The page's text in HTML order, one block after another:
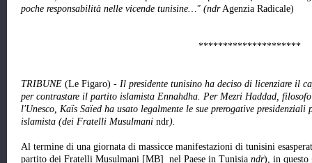
poche responsabilità nelle vicende tunisine…" (ndrAgenzia Radicale)
*********************
TRIBUNE (Le Figaro) - Il presidente tunisino ha deciso di licenziare il
per contrastare il partito islamista Ennahdha. Per Mezri Haddad, filosofo
l'Unesco, Kaïs Saïed ha usato legalmente le sue prerogative
islamista (dei Fratelli Musulmani ndr).
Al termine di una giornata di massicce manifestazioni di tunisini
partito dei Fratelli Musulmani [MB] nel Paese in Tunisia ndr), in questo